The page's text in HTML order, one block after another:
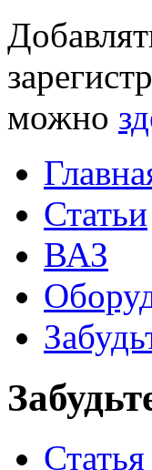
можно
Статьи
ВАЗ
Статья